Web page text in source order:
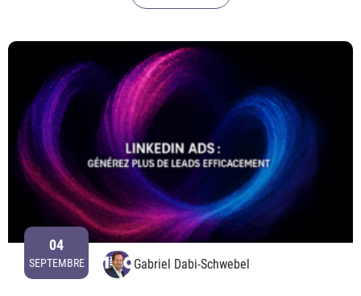
04
SEPTEMBRE Gabriel Dabi-Schwebel